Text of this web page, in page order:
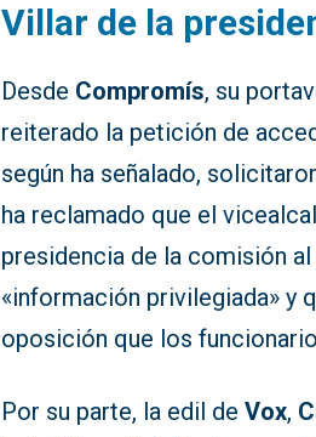
Villar de la
Desde Compromís, su
reiterado la petición de
según ha señalado,
ha reclamado que el
presidencia de la comisión
«información privilegiada» y
oposición que los
Por su parte, la edil deVox,